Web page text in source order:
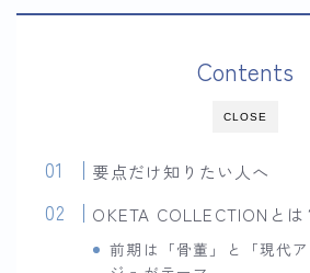
CLOSE
Contents
要点だけ知りたい人へ
OKETA COLLECTIONとは
前期は「骨董」と「現代